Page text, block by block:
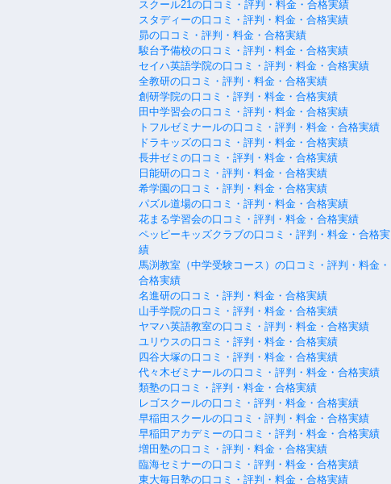
スクール21の口コミ・評判・料金・合格実績
スタディーの口コミ・評判・料金・合格実績
昴の口コミ・評判・料金・合格実績
駿台予備校の口コミ・評判・料金・合格実績
セイハ英語学院の口コミ・評判・料金・合格実績
全教研の口コミ・評判・料金・合格実績
創研学院の口コミ・評判・料金・合格実績
田中学習会の口コミ・評判・料金・合格実績
トフルゼミナールの口コミ・評判・料金・合格実績
ドラキッズの口コミ・評判・料金・合格実績
長井ゼミの口コミ・評判・料金・合格実績
日能研の口コミ・評判・料金・合格実績
希学園の口コミ・評判・料金・合格実績
パズル道場の口コミ・評判・料金・合格実績
花まる学習会の口コミ・評判・料金・合格実績
ペッピーキッズクラブの口コミ・評判・料金・合格実
績
馬渕教室（中学受験コース）の口コミ・評判・料金・
合格実績
名進研の口コミ・評判・料金・合格実績
山手学院の口コミ・評判・料金・合格実績
ヤマハ英語教室の口コミ・評判・料金・合格実績
ユリウスの口コミ・評判・料金・合格実績
四谷大塚の口コミ・評判・料金・合格実績
代々木ゼミナールの口コミ・評判・料金・合格実績
類塾の口コミ・評判・料金・合格実績
レゴスクールの口コミ・評判・料金・合格実績
早稲田スクールの口コミ・評判・料金・合格実績
早稲田アカデミーの口コミ・評判・料金・合格実績
増田塾の口コミ・評判・料金・合格実績
臨海セミナーの口コミ・評判・料金・合格実績
東大毎日塾の口コミ・評判・料金・合格実績